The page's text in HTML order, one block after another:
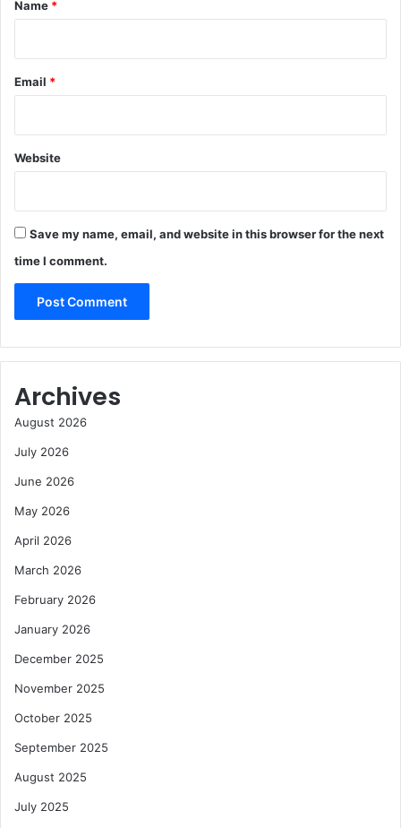
Name *
Email *
Website
Save my name, email, and website in this browser for the next
time I comment.
Archives
August 2026
July 2026
June 2026
May 2026
April 2026
March 2026
February 2026
January 2026
December 2025
November 2025
October 2025
September 2025
August 2025
July 2025